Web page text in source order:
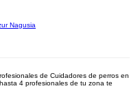
Nagusia
de Cuidadores de perros en
4 profesionales de tu zona te